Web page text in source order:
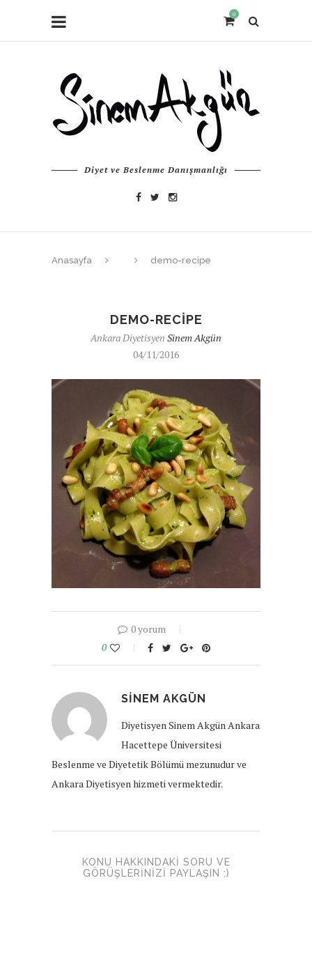
0
Diyet ve Beslenme Danışmanlığı
Anasayfa demo-recipe
DEMO-RECIPE
Ankara Diyetisyen Sinem Akgün
04/11/2016
0 yorum
0
SINEM AKGÜN
Diyetisyen Sinem Akgün Ankara
Hacettepe Üniversitesi
Beslenme ve Diyetetik Bölümü mezunudur ve
Ankara Diyetisyen hizmeti vermektedir.
KONU HAKKINDAKI SORU VE
GÖRÜŞLERINIZI PAYLAŞIN :)